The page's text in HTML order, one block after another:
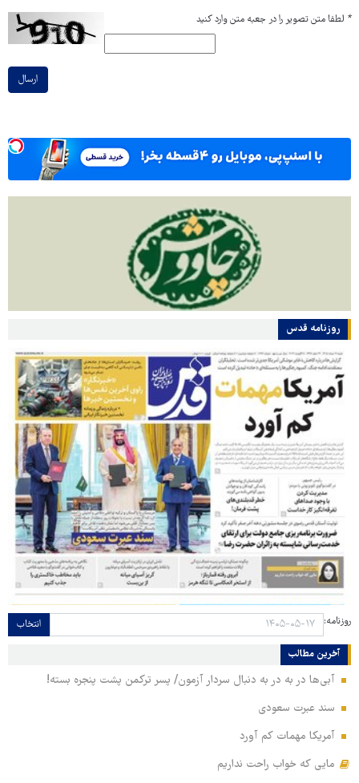
* لطفا متن تصویر را در جعبه متن وارد کنید
ارسال
روزنامه قدس
روزنامه: انتخاب
آخرین مطالب
آبی‌ها در به در به دنبال سردار آزمون/ پسر ترکمن پشت پنجره بسته!
سند عبرت سعودی
آمریکا مهمات کم آورد
مایی که خواب راحت نداریم